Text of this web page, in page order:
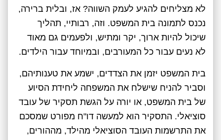
לא מצליחים להגיע לעמק השווה? אז, ובלית ברירה,
נכנס לתמונה בית המשפט. וזה, רבותיי, תהליך
שיכול להיות ארוך, יקר ומתיש, ולפעמים גם מאוד
לא נעים עבור כל המעורבים, ובמיוחד עבור הילדים.
בית המשפט יזמן את הצדדים, ישמע את טענותיהם,
וסביר להניח שישלח את המשפחה ליחידת הסיוע
של בית המשפט, או יורה על הגשת תסקיר של עובד
סוציאלי. התסקיר הוא למעשה דו"ח מפורט שמסכם
את התרשמות העובד הסוציאלי מהילד, מההורים,